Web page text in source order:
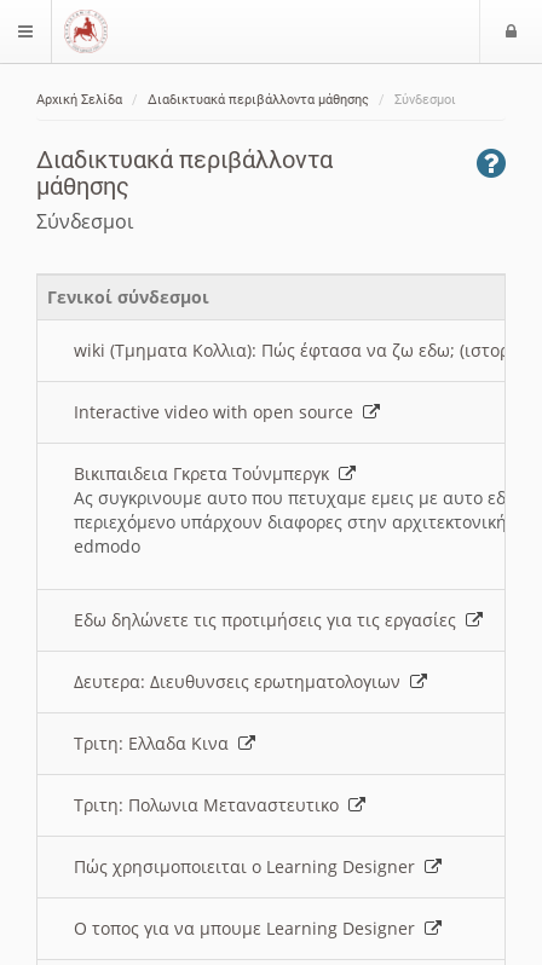
$langMenu
Αρχική Σελίδα Διαδικτυακά περιβάλλοντα μάθησης Σύνδεσμοι
Διαδικτυακά περιβάλλοντα
μάθησης
Σύνδεσμοι
Γενικοί σύνδεσμοι
wiki (Τμηματα Κολλια): Πώς έφτασα να ζω εδω; (ιστορια)
Interactive video with open source
Βικιπαιδεια Γκρετα Τούνμπεργκ
Ας συγκρινουμε αυτο που πετυχαμε εμεις με αυτο εδω
περιεχόμενο υπάρχουν διαφορες στην αρχιτεκτονική
edmodo
Εδω δηλώνετε τις προτιμήσεις για τις εργασίες
Δευτερα: Διευθυνσεις ερωτηματολογιων
Τριτη: Ελλαδα Κινα
Τριτη: Πολωνια Μεταναστευτικο
Πώς χρησιμοποιειται ο Learning Designer
O τοπος για να μπουμε Learning Designer